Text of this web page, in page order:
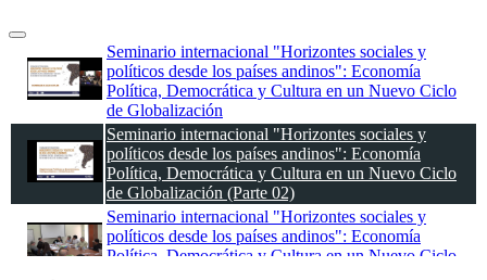
Seminario internacional "Horizontes sociales y
políticos desde los países andinos": Economía
Política, Democrática y Cultura en un Nuevo Ciclo
de Globalización
Seminario internacional "Horizontes sociales y
políticos desde los países andinos": Economía
Política, Democrática y Cultura en un Nuevo Ciclo
de Globalización (Parte 02)
Seminario internacional "Horizontes sociales y
políticos desde los países andinos": Economía
Política, Democrática y Cultura en un Nuevo Ciclo